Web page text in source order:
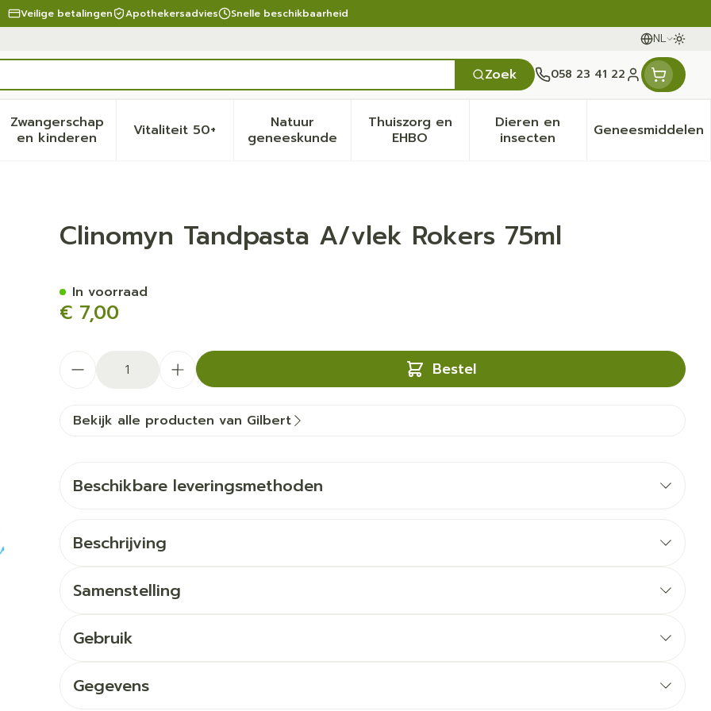
Veilige betalingen Apothekersadvies Snelle beschikbaarheid
NL
Talen
Zoek 058 23 41 22
Klant menu
verzorging en hygiëne categorie
voor Dieet, voeding en vitamines categorie
Zwangerschap
en kinderenToon submenu voor Zwangerschap en kinderen categorie
Vitaliteit 50+Toon submenu voor Vitaliteit 50+ categorie
Natuur
geneeskundeToon submenu voor Natuur geneeskunde categorie
Thuiszorg en
EHBOToon submenu voor Thuiszorg en EHBO
Dieren en
insectenToon submenu voor
Geneesmiddelen
Toon
Rokers 75ml
Clinomyn Tandpasta A/vlek Rokers 75ml
€ 7,00
Bestel
In voorraad
Bekijk alle producten van Gilbert
Beschikbare leveringsmethoden
Beschrijving
Samenstelling
Gebruik
Gegevens